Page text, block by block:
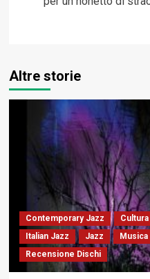
Altre storie
Contemporary Jazz Cultura
Italian Jazz
Jazz Musica
Recensione Dischi